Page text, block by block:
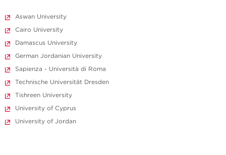
Aswan University
Cairo University
Damascus University
German Jordanian University
Sapienza - Università di Roma
Technische Universität Dresden
Tishreen University
University of Cyprus
University of Jordan